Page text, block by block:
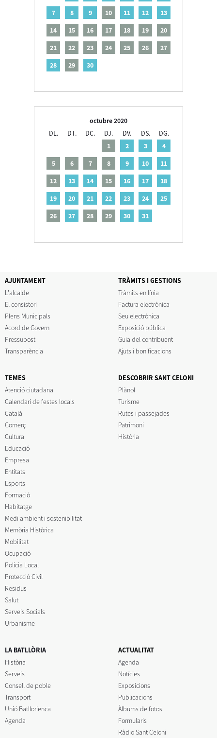
7
8 9 10 11 12
13
14
15 16 17 18 19
20
21
22 23 24 25 26
27
28
29 30
octubre 2020
DL.
DT. DC. DJ. DV. DS.
DG.
1
2 3
4
5
6 7 8 9 10
11
12
13 14 15 16 17
18
19
20 21 22 23 24
25
26
27 28 29 30 31
AJUNTAMENT
L'alcalde
El consistori
Plens Municipals
Acord de Govern
Pressupost
Transparència
TRÀMITS I GESTIONS
Tràmits en línia
Factura electrònica
Seu electrònica
Exposició pública
Guia del contribuent
Ajuts i bonificacions
TEMES
Atenció ciutadana
Calendari de festes locals
Català
Comerç
Cultura
Educació
Empresa
Entitats
Esports
Formació
Habitatge
Medi ambient i sostenibilitat
Memòria Històrica
Mobilitat
Ocupació
Policia Local
Protecció Civil
Residus
Salut
Serveis Socials
Urbanisme
DESCOBRIR SANT CELONI
Plànol
Turisme
Rutes i passejades
Patrimoni
Història
LA BATLLÒRIA
Història
Serveis
Consell de poble
Transport
Unió Batllorienca
Agenda
ACTUALITAT
Agenda
Notícies
Exposicions
Publicacions
Àlbums de fotos
Formularis
Ràdio Sant Celoni